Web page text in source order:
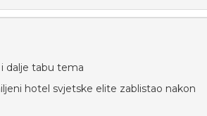
dalje tabu tema
hotel svjetske elite zablistao nakon